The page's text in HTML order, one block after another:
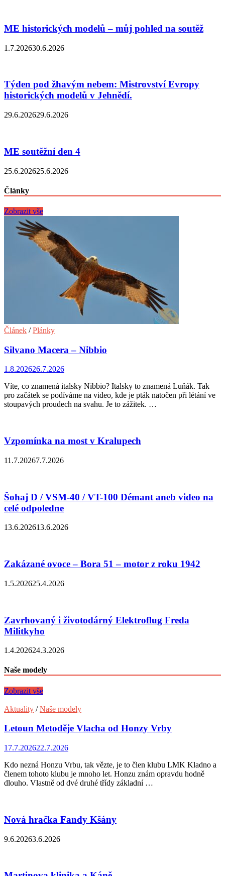
ME historických modelů – můj pohled na soutěž
1.7.202630.6.2026
Týden pod žhavým nebem: Mistrovství Evropy
historických modelů v Jehnědí.
29.6.202629.6.2026
ME soutěžní den 4
25.6.202625.6.2026
Články
Zobrazit vše
Článek /Plánky
Silvano Macera – Nibbio
1.8.202626.7.2026
Víte, co znamená italsky Nibbio? Italsky to znamená Luňák. Tak
pro začátek se podíváme na video, kde je pták natočen při létání ve
stoupavých proudech na svahu. Je to zážitek. …
Vzpomínka na most v Kralupech
11.7.20267.7.2026
Šohaj D / VSM-40 / VT-100 Démant aneb video na
celé odpoledne
13.6.202613.6.2026
Zakázané ovoce – Bora 51 – motor z roku 1942
1.5.202625.4.2026
Zavrhovaný i životodárný Elektroflug Freda
Militkyho
1.4.202624.3.2026
Naše modely
Zobrazit vše
Aktuality /Naše modely
Letoun Metoděje Vlacha od Honzy Vrby
17.7.202622.7.2026
Kdo nezná Honzu Vrbu, tak vězte, je to člen klubu LMK Kladno a
členem tohoto klubu je mnoho let. Honzu znám opravdu hodně
dlouho. Vlastně od dvé druhé třídy základní …
Nová hračka Fandy Kšány
9.6.20263.6.2026